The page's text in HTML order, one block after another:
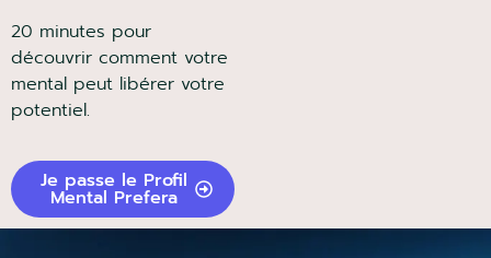
20 minutes pour
découvrir comment votre
mental peut libérer votre
potentiel.
Je passe le Profil
Mental Prefera